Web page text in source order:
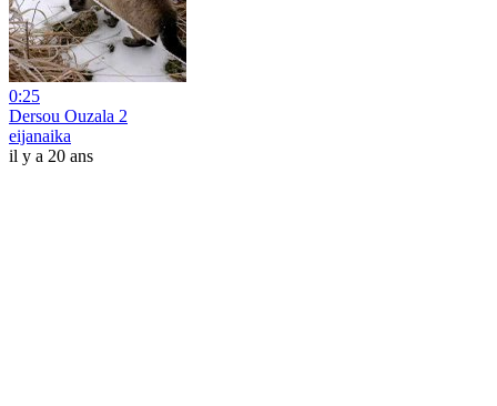
0:25
Dersou Ouzala 2
eijanaika
il y a 20 ans